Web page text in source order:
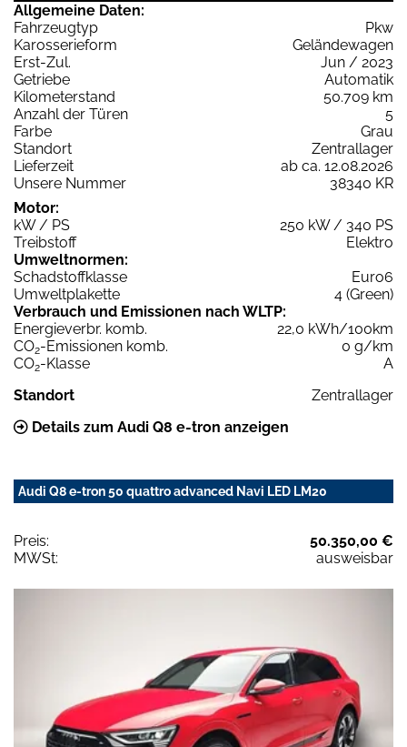
Allgemeine Daten:
Fahrzeugtyp
Pkw
Karosserieform
Geländewagen
Erst-Zul.
Jun / 2023
Getriebe
Automatik
Kilometerstand
50.709 km
Anzahl der Türen
5
Farbe
Grau
Standort
Zentrallager
Lieferzeit
ab ca. 12.08.2026
Unsere Nummer
38340 KR
Motor:
kW / PS
250 kW / 340 PS
Treibstoff
Elektro
Umweltnormen:
Schadstoffklasse
Euro6
Umweltplakette
4 (Green)
Verbrauch und Emissionen nach WLTP:
Energieverbr. komb.
22,0 kWh/100km
CO2-Emissionen komb.
0 g/km
CO2-Klasse
A
Standort
Zentrallager
Details zum Audi Q8 e-tron anzeigen
Audi Q8 e-tron 50 quattro advanced Navi LED LM20
Preis:
50.350,00 €
MWSt:
ausweisbar